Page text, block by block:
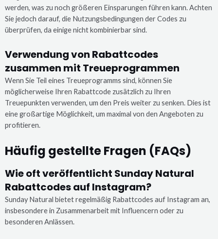
werden, was zu noch größeren Einsparungen führen kann. Achten
Sie jedoch darauf, die Nutzungsbedingungen der Codes zu
überprüfen, da einige nicht kombinierbar sind.
Verwendung von Rabattcodes
zusammen mit Treueprogrammen
Wenn Sie Teil eines Treueprogramms sind, können Sie
möglicherweise Ihren Rabattcode zusätzlich zu Ihren
Treuepunkten verwenden, um den Preis weiter zu senken. Dies ist
eine großartige Möglichkeit, um maximal von den Angeboten zu
profitieren.
Häufig gestellte Fragen (FAQs)
Wie oft veröffentlicht Sunday Natural
Rabattcodes auf Instagram?
Sunday Natural bietet regelmäßig Rabattcodes auf Instagram an,
insbesondere in Zusammenarbeit mit Influencern oder zu
besonderen Anlässen.